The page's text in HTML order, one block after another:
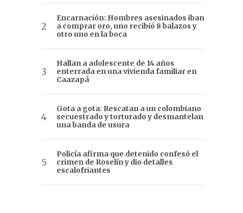
Encarnación: Hombres asesinados iban
a comprar oro, uno recibió 8 balazos y
otro uno en la boca
Hallan a adolescente de 14 años
enterrada en una vivienda familiar en
Caazapá
Gota a gota: Rescatan a un colombiano
secuestrado y torturado y desmantelan
una banda de usura
Policía afirma que detenido confesó el
crimen de Roselín y dio detalles
escalofriantes